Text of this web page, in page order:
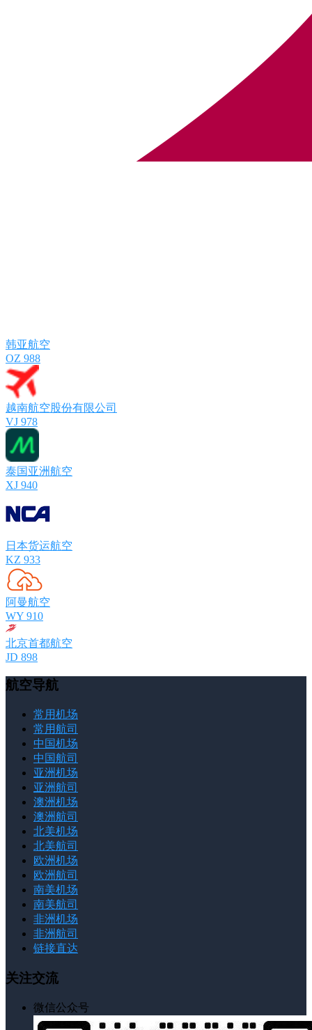
韩亚航空
OZ 988
越南航空股份有限公司
VJ 978
泰国亚洲航空
XJ 940
日本货运航空
KZ 933
阿曼航空
WY 910
北京首都航空
JD 898
航空导航
常用机场
常用航司
中国机场
中国航司
亚洲机场
亚洲航司
澳洲机场
澳洲航司
北美机场
北美航司
欧洲机场
欧洲航司
南美机场
南美航司
非洲机场
非洲航司
链接直达
关注交流
微信公众号